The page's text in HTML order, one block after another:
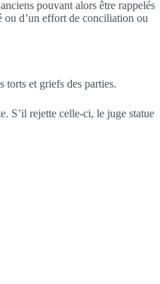
pouvant alors être rappelés
ou d’un effort de conciliation ou
torts et griefs des parties.
S’il rejette celle-ci, le juge statue